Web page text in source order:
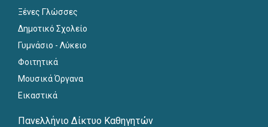
Ξένες Γλώσσες
Δημοτικό Σχολείο
Γυμνάσιο - Λύκειο
Φοιτητικά
Μουσικά Όργανα
Εικαστικά
Πανελλήνιο Δίκτυο Καθηγητών